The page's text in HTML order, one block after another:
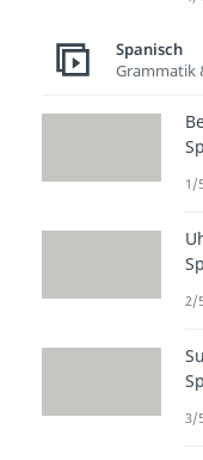
dar,
Die
Spanisch
Grammatik
1/
2/
3/